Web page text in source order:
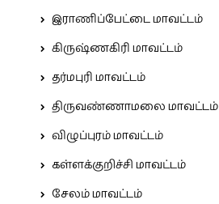
இராணிப்பேட்டை மாவட்டம்
கிருஷ்ணகிரி மாவட்டம்
தர்மபுரி மாவட்டம்
திருவண்ணாமலை மாவட்டம்
விழுப்புரம் மாவட்டம்
கள்ளக்குறிச்சி மாவட்டம்
சேலம் மாவட்டம்